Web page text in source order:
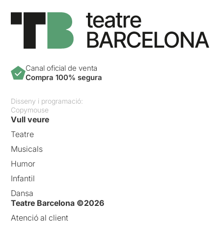
Canal oficial de venta
Compra 100% segura
Disseny i programació:
Copymouse
Vull veure
Teatre
Musicals
Humor
Infantil
Dansa
Teatre Barcelona ©2026
Atenció al client